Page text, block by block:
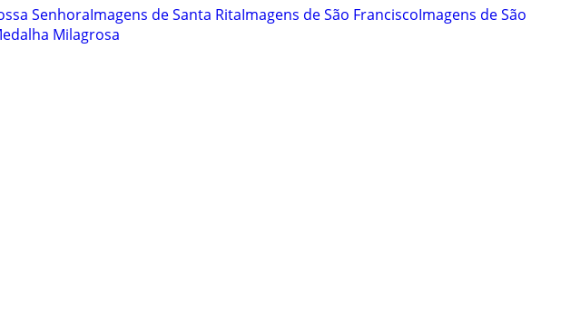
SenhoraImagens de Santa RitaImagens de São FranciscoImagens de São
Milagrosa